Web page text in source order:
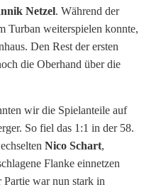
Netzel. Während der
Turban weiterspielen konnte,
Den Rest der ersten
die Oberhand über die
wir die Spielanteile auf
So fiel das 1:1 in der 58.
Nico Schart,
Flanke einnetzen
war nun stark in